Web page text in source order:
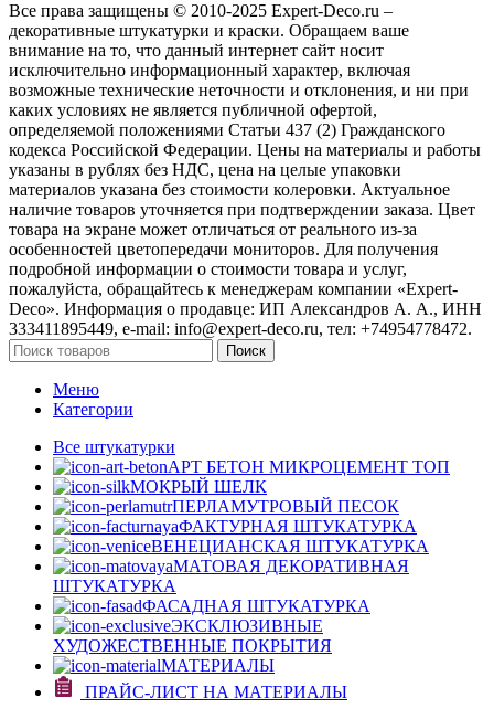
Все права защищены © 2010-2025 Expert-Deco.ru –
декоративные штукатурки и краски. Обращаем ваше
внимание на то, что данный интернет сайт носит
исключительно информационный характер, включая
возможные технические неточности и отклонения, и ни при
каких условиях не является публичной офертой,
определяемой положениями Статьи 437 (2) Гражданского
кодекса Российской Федерации. Цены на материалы и работы
указаны в рублях без НДС, цена на целые упаковки
материалов указана без стоимости колеровки. Актуальное
наличие товаров уточняется при подтверждении заказа. Цвет
товара на экране может отличаться от реального из‑за
особенностей цветопередачи мониторов. Для получения
подробной информации о стоимости товара и услуг,
пожалуйста, обращайтесь к менеджерам компании «Expert-
Deco». Информация о продавце: ИП Александров А. А., ИНН
333411895449, e-mail: info@expert-deco.ru, тел: +74954778472.
Поиск
Меню
Категории
Все штукатурки
АРТ БЕТОН МИКРОЦЕМЕНТ ТОП
МОКРЫЙ ШЕЛК
ПЕРЛАМУТРОВЫЙ ПЕСОК
ФАКТУРНАЯ ШТУКАТУРКА
ВЕНЕЦИАНСКАЯ ШТУКАТУРКА
МАТОВАЯ ДЕКОРАТИВНАЯ
ШТУКАТУРКА
ФАСАДНАЯ ШТУКАТУРКА
ЭКСКЛЮЗИВНЫЕ
ХУДОЖЕСТВЕННЫЕ ПОКРЫТИЯ
МАТЕРИАЛЫ
ПРАЙС-ЛИСТ НА МАТЕРИАЛЫ